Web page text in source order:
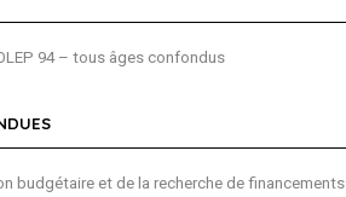
94 – tous âges confondus
budgétaire et de la recherche de financements